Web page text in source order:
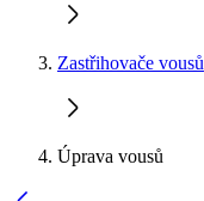
Zastřihovače vousů
Úprava vousů